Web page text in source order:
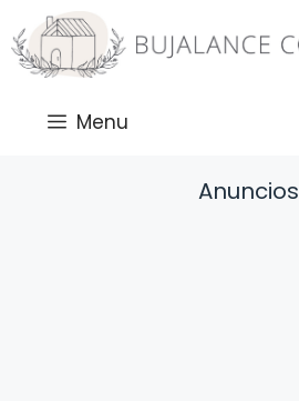
Saltar
al
contenido
Menu
Anuncios